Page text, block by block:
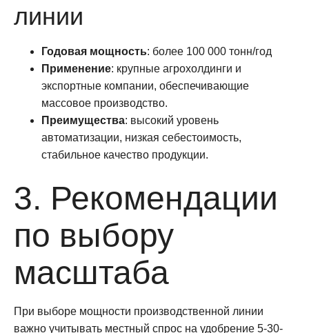
линии
Годовая мощность: более 100 000 тонн/год
Применение: крупные агрохолдинги и
экспортные компании, обеспечивающие
массовое производство.
Преимущества: высокий уровень
автоматизации, низкая себестоимость,
стабильное качество продукции.
3. Рекомендации
по выбору
масштаба
При выборе мощности производственной линии
важно учитывать местный спрос на удобрение 5-30-